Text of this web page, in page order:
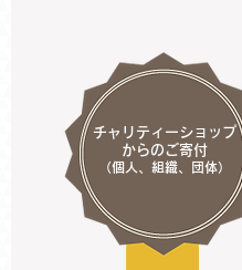
チャリティーショップ
からのご寄付
（個人、組織、団体）